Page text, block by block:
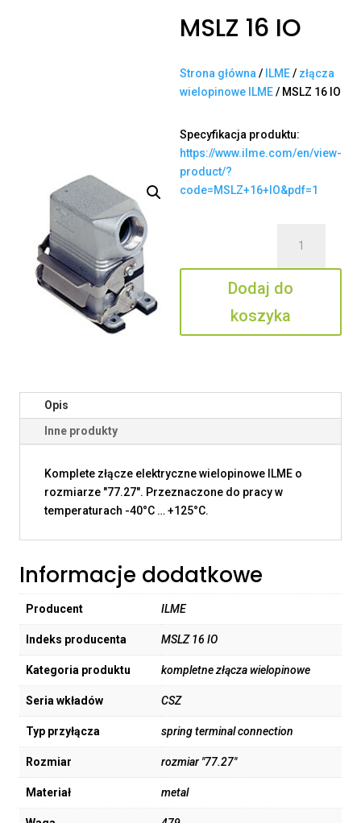
MSLZ 16 IO
Strona główna / ILME/ złącza
wielopinowe ILME/ MSLZ 16 IO
Specyfikacja produktu:
https://www.ilme.com/en/view-
product/?
code=MSLZ+16+IO&pdf=1
MSLZ
16
IO
Dodaj do
koszyka
Opis
Inne produkty
Komplete złącze elektryczne wielopinowe ILME o
rozmiarze "77.27". Przeznaczone do pracy w
temperaturach -40°C … +125°C.
Informacje dodatkowe
Producent ILME
Indeks producenta MSLZ 16 IO
Kategoria produktu kompletne złącza wielopinowe
Seria wkładów CSZ
Typ przyłącza spring terminal connection
Rozmiar rozmiar "77.27"
Materiał metal